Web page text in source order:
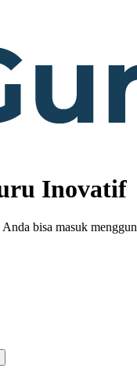
Inovatif
bisa masuk